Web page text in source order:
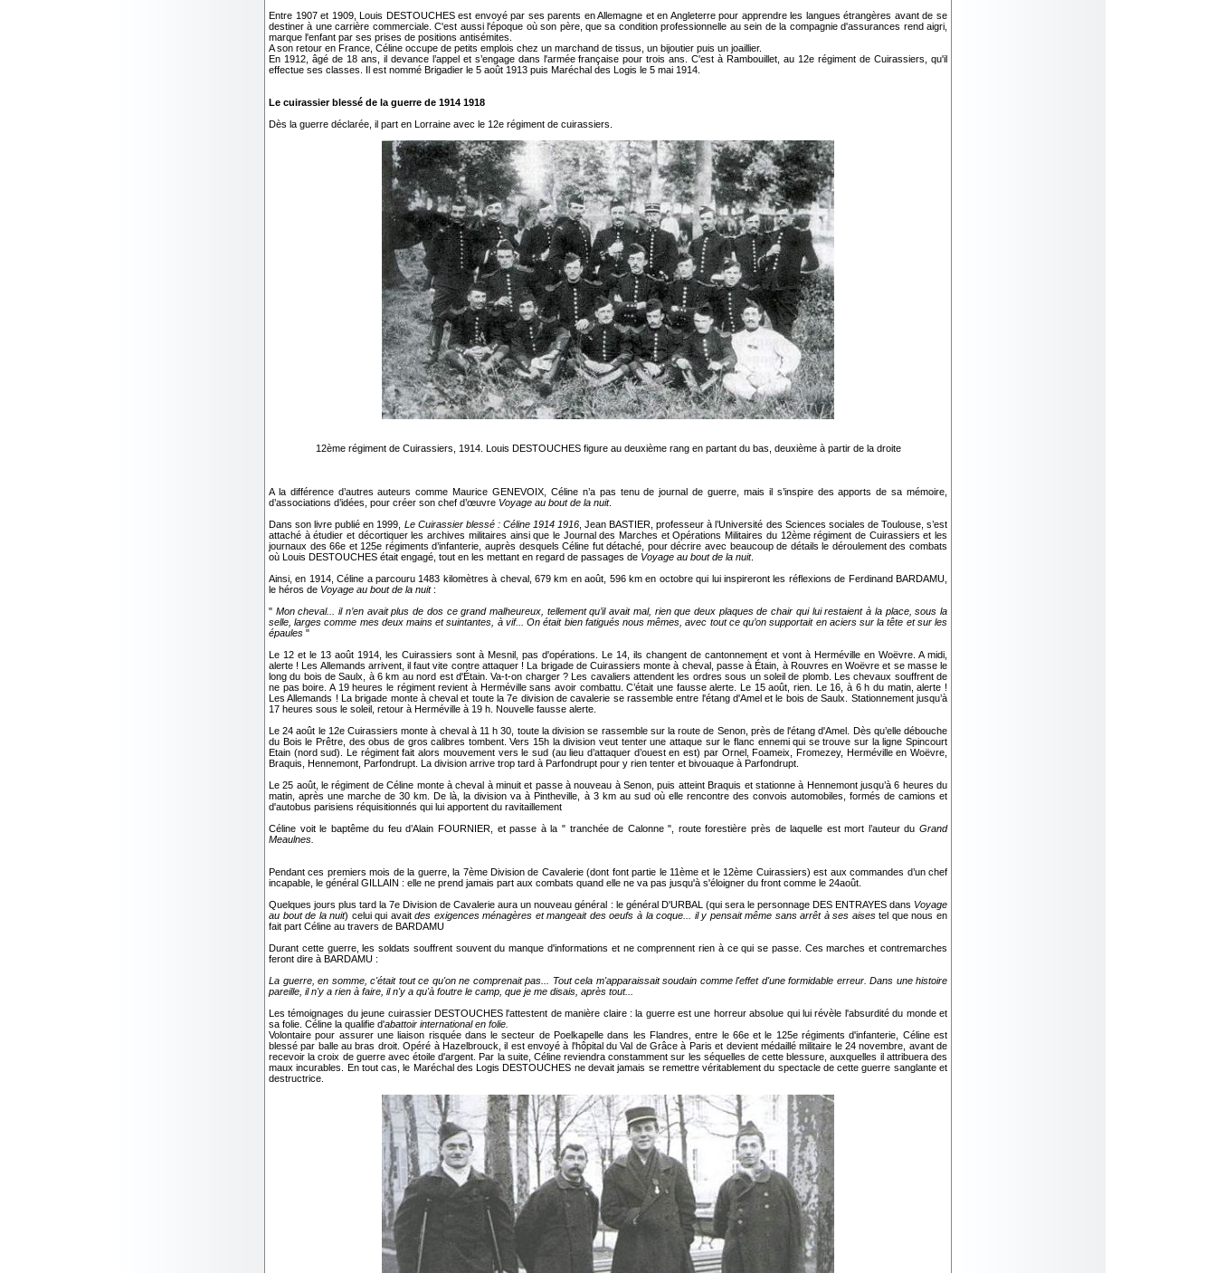
Entre 1907 et 1909, Louis DESTOUCHES est envoyé par ses parents en Allemagne et en Angleterre pour apprendre les langues étrangères avant de se
destiner à une carrière commerciale. C'est aussi l'époque où son père, que sa condition professionnelle au sein de la compagnie d'assurances rend aigri,
marque l'enfant par ses prises de positions antisémites.
A son retour en France, Céline occupe de petits emplois chez un marchand de tissus, un bijoutier puis un joaillier.
En 1912, âgé de 18 ans, il devance l’appel et s’engage dans l'armée française pour trois ans. C'est à Rambouillet, au 12e régiment de Cuirassiers, qu'il
effectue ses classes. Il est nommé Brigadier le 5 août 1913 puis Maréchal des Logis le 5 mai 1914.
Le cuirassier blessé de la guerre de 1914 1918
Dès la guerre déclarée, il part en Lorraine avec le 12e régiment de cuirassiers.
12ème régiment de Cuirassiers, 1914. Louis DESTOUCHES figure au deuxième rang en partant du bas, deuxième à partir de la droite
A la différence d’autres auteurs comme Maurice GENEVOIX, Céline n’a pas tenu de journal de guerre, mais il s’inspire des apports de sa mémoire,
d’associations d’idées, pour créer son chef d’œuvre Voyage au bout de la nuit.
Dans son livre publié en 1999, Le Cuirassier blessé : Céline 1914 1916 , Jean BASTIER, professeur à l’Université des Sciences sociales de Toulouse, s’est
attaché à étudier et décortiquer les archives militaires ainsi que le Journal des Marches et Opérations Militaires du 12ème régiment de Cuirassiers et les
journaux des 66e et 125e régiments d’infanterie, auprès desquels Céline fut détaché, pour décrire avec beaucoup de détails le déroulement des combats
où Louis DESTOUCHES était engagé, tout en les mettant en regard de passages de Voyage au bout de la nuit.
Ainsi, en 1914, Céline a parcouru 1483 kilomètres à cheval, 679 km en août, 596 km en octobre qui lui inspireront les réflexions de Ferdinand BARDAMU,
le héros de Voyage au bout de la nuit :
" Mon cheval... il n’en avait plus de dos ce grand malheureux, tellement qu’il avait mal, rien que deux plaques de chair qui lui restaient à la place, sous la
selle, larges comme mes deux mains et suintantes, à vif... On était bien fatigués nous mêmes, avec tout ce qu’on supportait en aciers sur la tête et sur les
épaules "
Le 12 et le 13 août 1914, les Cuirassiers sont à Mesnil, pas d'opérations. Le 14, ils changent de cantonnement et vont à Herméville en Woëvre. A midi,
alerte ! Les Allemands arrivent, il faut vite contre attaquer ! La brigade de Cuirassiers monte à cheval, passe à Étain, à Rouvres en Woëvre et se masse le
long du bois de Saulx, à 6 km au nord est d'Étain. Va-t-on charger ? Les cavaliers attendent les ordres sous un soleil de plomb. Les chevaux souffrent de
ne pas boire. A 19 heures le régiment revient à Herméville sans avoir combattu. C’était une fausse alerte. Le 15 août, rien. Le 16, à 6 h du matin, alerte !
Les Allemands ! La brigade monte à cheval et toute la 7e division de cavalerie se rassemble entre l'étang d'Amel et le bois de Saulx. Stationnement jusqu’à
17 heures sous le soleil, retour à Herméville à 19 h. Nouvelle fausse alerte.
Le 24 août le 12e Cuirassiers monte à cheval à 11 h 30, toute la division se rassemble sur la route de Senon, près de l'étang d'Amel. Dès qu’elle débouche
du Bois le Prêtre, des obus de gros calibres tombent. Vers 15h la division veut tenter une attaque sur le flanc ennemi qui se trouve sur la ligne Spincourt
Etain (nord sud). Le régiment fait alors mouvement vers le sud (au lieu d’attaquer d’ouest en est) par Ornel, Foameix, Fromezey, Herméville en Woëvre,
Braquis, Hennemont, Parfondrupt. La division arrive trop tard à Parfondrupt pour y rien tenter et bivouaque à Parfondrupt.
Le 25 août, le régiment de Céline monte à cheval à minuit et passe à nouveau à Senon, puis atteint Braquis et stationne à Hennemont jusqu’à 6 heures du
matin, après une marche de 30 km. De là, la division va à Pintheville, à 3 km au sud où elle rencontre des convois automobiles, formés de camions et
d'autobus parisiens réquisitionnés qui lui apportent du ravitaillement
Céline voit le baptême du feu d’Alain FOURNIER, et passe à la " tranchée de Calonne ", route forestière près de laquelle est mort l’auteur du Grand
Meaulnes.
Pendant ces premiers mois de la guerre, la 7ème Division de Cavalerie (dont font partie le 11ème et le 12ème Cuirassiers) est aux commandes d’un chef
incapable, le général GILLAIN : elle ne prend jamais part aux combats quand elle ne va pas jusqu'à s'éloigner du front comme le 24août.
Quelques jours plus tard la 7e Division de Cavalerie aura un nouveau général : le général D'URBAL (qui sera le personnage DES ENTRAYES dans Voyage
au bout de la nuit) celui qui avaitdes exigences ménagères et mangeait des oeufs à la coque... il y pensait même sans arrêt à ses aisestel que nous en
fait part Céline au travers de BARDAMU
Durant cette guerre, les soldats souffrent souvent du manque d'informations et ne comprennent rien à ce qui se passe. Ces marches et contremarches
feront dire à BARDAMU :
La guerre, en somme, c'était tout ce qu'on ne comprenait pas... Tout cela m'apparaissait soudain comme l'effet d'une formidable erreur. Dans une histoire
pareille, il n'y a rien à faire, il n'y a qu'à foutre le camp, que je me disais, après tout...
Les témoignages du jeune cuirassier DESTOUCHES l'attestent de manière claire : la guerre est une horreur absolue qui lui révèle l'absurdité du monde et
sa folie. Céline la qualifie d'abattoir international en folie.
Volontaire pour assurer une liaison risquée dans le secteur de Poelkapelle dans les Flandres, entre le 66e et le 125e régiments d'infanterie, Céline est
blessé par balle au bras droit. Opéré à Hazelbrouck, il est envoyé à l'hôpital du Val de Grâce à Paris et devient médaillé militaire le 24 novembre, avant de
recevoir la croix de guerre avec étoile d'argent. Par la suite, Céline reviendra constamment sur les séquelles de cette blessure, auxquelles il attribuera des
maux incurables. En tout cas, le Maréchal des Logis DESTOUCHES ne devait jamais se remettre véritablement du spectacle de cette guerre sanglante et
destructrice.